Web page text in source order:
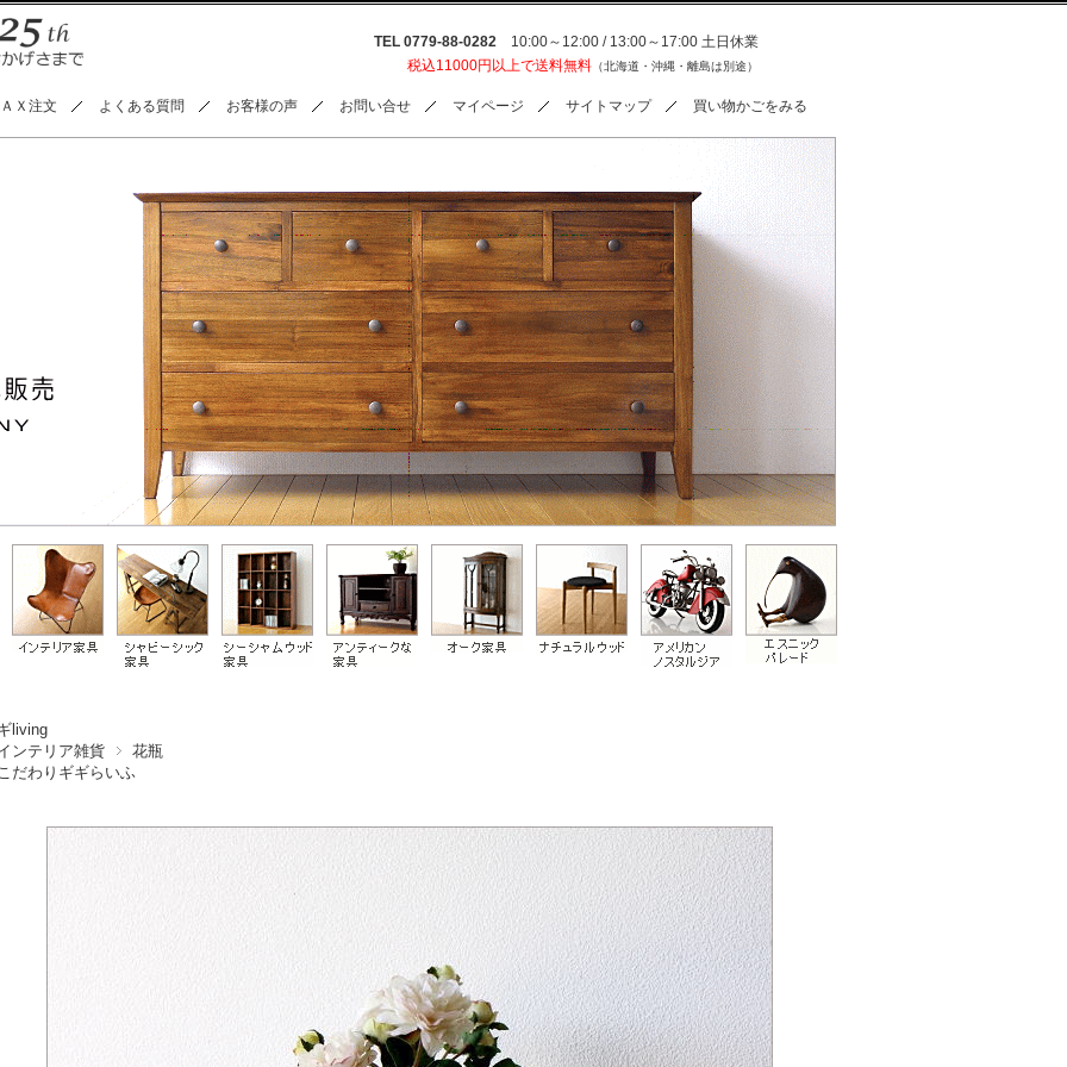
TEL 0779-88-0282 10:00～12:00 / 13:00～17:00 土日休業
税込11000円以上で送料無料 （北海道・沖縄・離島は別途）
Ｘ注文 よくある質問 お客様の声 お問い合せ マイページ サイトマップ 買い物かごをみる
living
ンテリア雑貨
花瓶
だわりギギらいふ